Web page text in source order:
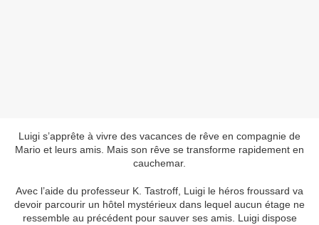
Luigi s’apprête à vivre des vacances de rêve en compagnie de
Mario et leurs amis. Mais son rêve se transforme rapidement en
cauchemar.
Avec l’aide du professeur K. Tastroff, Luigi le héros froussard va
devoir parcourir un hôtel mystérieux dans lequel aucun étage ne
ressemble au précédent pour sauver ses amis. Luigi dispose